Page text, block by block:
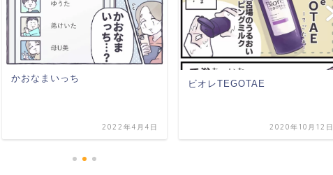
かおなまいっち
2022年4月4日
ビオレTEGOTAE
2020年10月12日